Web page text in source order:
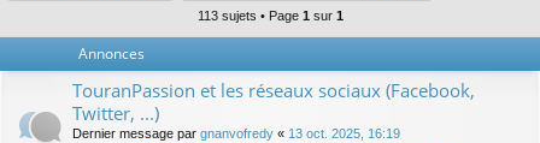
h
113 sujets • Page 1 sur 1
Annonces
TouranPassion et les réseaux sociaux (Facebook,
Twitter, ...)
Dernier message par gnanvofredy « 13 oct. 2025, 16:19